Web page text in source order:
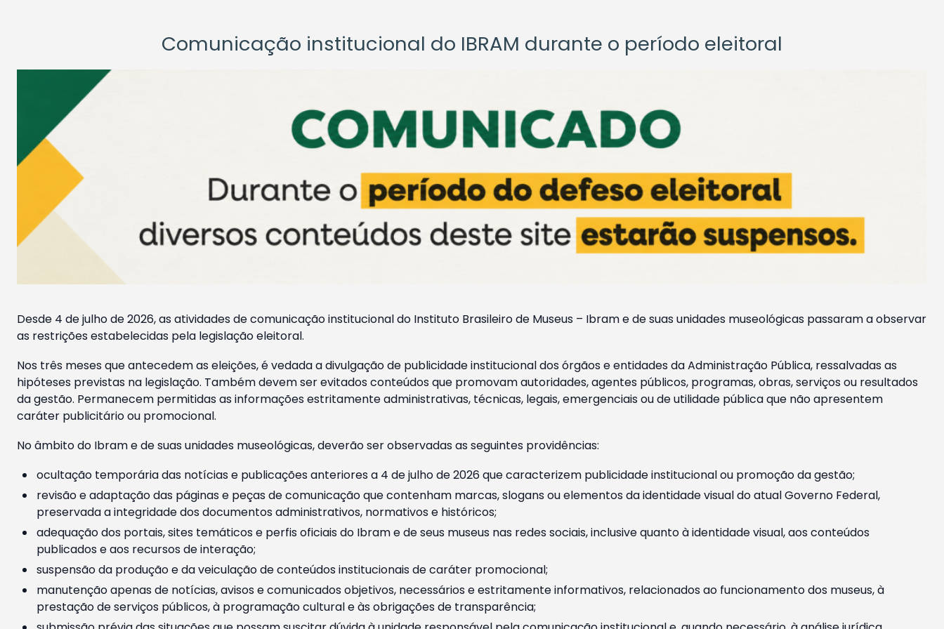
Comunicação institucional do IBRAM durante o período eleitoral
Desde 4 de julho de 2026, as atividades de comunicação institucional do Instituto Brasileiro de Museus – Ibram e de suas unidades museológicas passaram a observar
as restrições estabelecidas pela legislação eleitoral.
Nos três meses que antecedem as eleições, é vedada a divulgação de publicidade institucional dos órgãos e entidades da Administração Pública, ressalvadas as
hipóteses previstas na legislação. Também devem ser evitados conteúdos que promovam autoridades, agentes públicos, programas, obras, serviços ou resultados
da gestão. Permanecem permitidas as informações estritamente administrativas, técnicas, legais, emergenciais ou de utilidade pública que não apresentem
caráter publicitário ou promocional.
No âmbito do Ibram e de suas unidades museológicas, deverão ser observadas as seguintes providências:
ocultação temporária das notícias e publicações anteriores a 4 de julho de 2026 que caracterizem publicidade institucional ou promoção da gestão;
revisão e adaptação das páginas e peças de comunicação que contenham marcas, slogans ou elementos da identidade visual do atual Governo Federal,
preservada a integridade dos documentos administrativos, normativos e históricos;
adequação dos portais, sites temáticos e perfis oficiais do Ibram e de seus museus nas redes sociais, inclusive quanto à identidade visual, aos conteúdos
publicados e aos recursos de interação;
suspensão da produção e da veiculação de conteúdos institucionais de caráter promocional;
manutenção apenas de notícias, avisos e comunicados objetivos, necessários e estritamente informativos, relacionados ao funcionamento dos museus, à
prestação de serviços públicos, à programação cultural e às obrigações de transparência;